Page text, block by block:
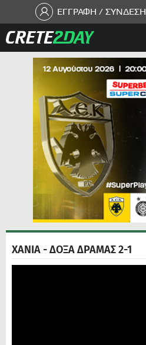
ΕΓΓΡΑΦΗ / ΣΥΝΔΕΣΗ
ΧΑΝΙΑ - ΔΟΞΑ ΔΡΑΜΑΣ 2-1